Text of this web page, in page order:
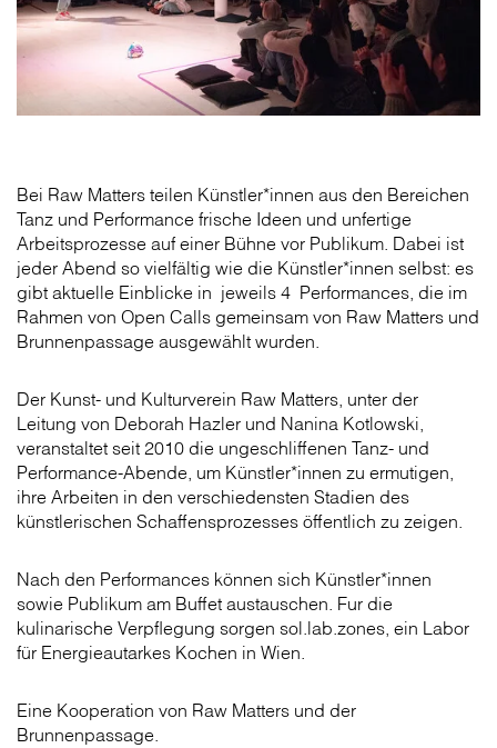
Bei Raw Matters teilen Künstler*­innen aus den Bereichen
Tanz und Performance frische Ideen und unfertige
Arbeitsprozesse auf einer Bühne vor Publikum. Dabei ist
jeder Abend so vielfältig wie die Künstler*innen selbst: es
gibt aktuelle Einblicke in jeweils 4 Performances, die im
Rahmen von Open Calls gemeinsam von Raw Matters und
Brunnenpassage ausgewählt wurden.
Der Kunst- und Kulturverein Raw Matters, unter der
Leitung von Deborah Hazler und Nanina Kotlowski,
veranstaltet seit 2010 die ungeschliffenen Tanz- und
Performance-Abende, um Künstler*innen zu ermutigen,
ihre Arbeiten in den verschiedensten Stadien des
künstlerischen Schaffensprozesses öffentlich zu zeigen.
Nach den Performances können sich Künstler*­innen
sowie Publikum am Buffet austauschen. Fur die
kulinarische Verpflegung sorgen sol.lab.zones, ein Labor
für Energieautarkes Kochen in Wien.
Eine Kooperation von Raw Matters und der
Brunnenpassage.